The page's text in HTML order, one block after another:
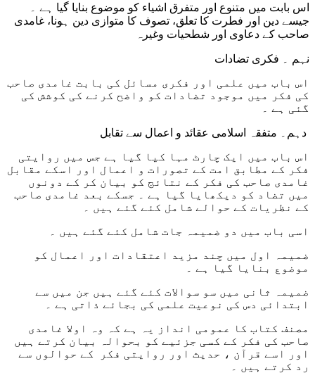
اس بابت میں متنوع اور متفرق اشیاء کو موضوع بنایا گیا ہے ۔
جیسے دین اور فطرت کا تعلق، تصوف کا متوازی دین ہونا، غامدی
صاحب کے دعاوی اور شطحیات وغیرہ
نہم ۔ فکری تضادات
اس باب میں علمی اور فکری مسائل کی بابت غامدی صاحب
کی فکر میں موجود تضادات کو واضح کرنے کی کوشش کی
گئی ہے ۔
اس باب میں ایک چارٹ مہا کیا گیا ہے جس میں روایتی
فکر کے مطابق امت کے تصورات و اعمال اور اسکے مقابل
غامدی صاحب کی فکر کے نتائج کو بیان کر کے دونوں
میں تضاد کو دیکھایا گیا ہے ۔ جسکے بعد غامدی صاحب
کے نظریات کے حوالے شامل کئے گئے ہیں ۔
اسی باب میں دو ضمیمہ جات شامل کئے گئے ہیں ۔
ضمیمہ اول میں چند مزید اعتقادات اور اعمال کو
موضوع بنایا گیا ہے ۔
ضمیمہ ثانی میں سو سوالات کئے گئے ہیں جن میں سے
ابتدائی دس کی نوعیت علمی کی بجائے ذاتی ہے ۔
مصنف کتاب کا عمومی انداز یہ ہے کہ وہ اولا غامدی
صاحب کی فکر کے کسی جزئیے کو بحوالہ بیان کرتے ہیں
اور اسے قرآن ، حدیث اور روایتی فکر کے حوالوں سے
رد کرتے ہیں ۔